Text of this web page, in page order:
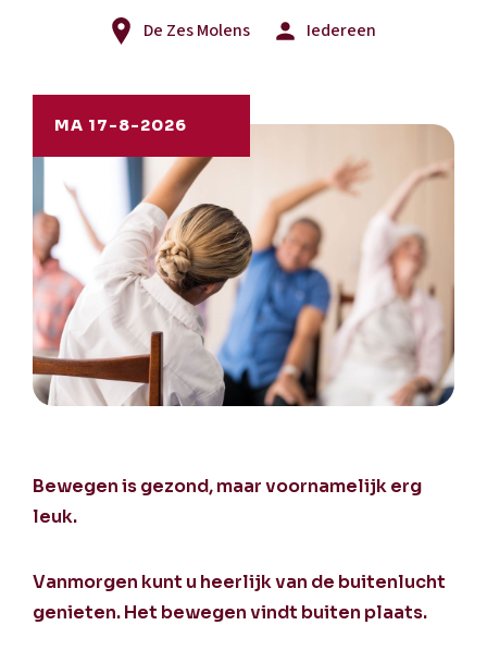
De Zes Molens Iedereen
MA 17-8-2026
Bewegen is gezond, maar voornamelijk erg
leuk.
Vanmorgen kunt u heerlijk van de buitenlucht
genieten. Het bewegen vindt buiten plaats.